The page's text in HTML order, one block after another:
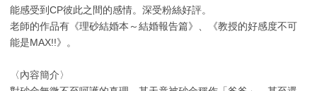
能感受到CP彼此之間的感情。深受粉絲好評。
老師的作品有《理砂結婚本～結婚報告篇》、《教授的好感度不可
能是MAX!!》。
〈內容簡介〉